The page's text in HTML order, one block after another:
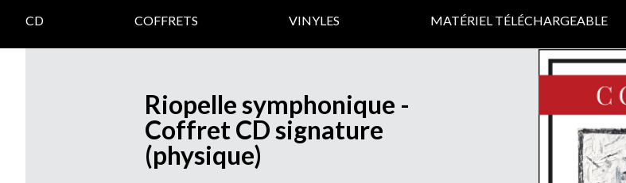
CD COFFRETS VINYLES MATÉRIEL TÉLÉCHARGEABLE
Riopelle symphonique -
Coffret CD signature
(physique)